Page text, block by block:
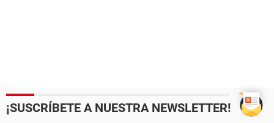
¡SUSCRÍBETE A NUESTRA NEWSLETTER!